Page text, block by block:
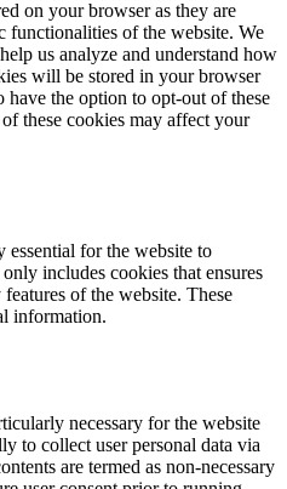
on your browser as they are
functionalities of the website. We
us analyze and understand how
will be stored in your browser
the option to opt-out of these
these cookies may affect your
essential for the website to
includes cookies that ensures
of the website. These
information.
necessary for the website
to collect user personal data via
are termed as non-necessary